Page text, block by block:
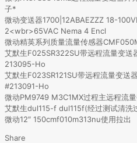
子*
微动变送器1700|12ABAEZZZ 18-
2<wbr>65VAC Nema 4 Encl
微动精英系列质量流量传感器
艾默生F025SR322SU带远程流量变
213095-Ho
艾默生F023SR121SU带远程流量变送
#213091-Ho
微动PM9749 M3C1MX过程主远程流
艾默生dul115-f dul115f(经过测试清洗
微动12″ 150cmf010m313nu使用拉出
Share